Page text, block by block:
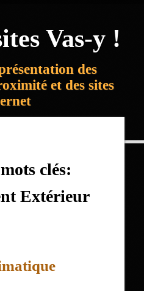
Vas-y !
des
et des sites
clés:
Extérieur